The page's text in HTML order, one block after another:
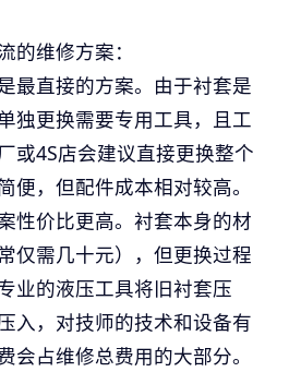
的维修方案：
最直接的方案。由于衬套是
独更换需要专用工具，且工
或4S店会建议直接更换整个
便，但配件成本相对较高。
性价比更高。衬套本身的材
仅需几十元），但更换过程
业的液压工具将旧衬套压
入，对技师的技术和设备有
会占维修总费用的大部分。